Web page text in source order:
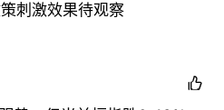
刺激效果待观察
